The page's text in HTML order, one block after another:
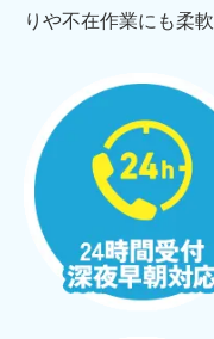
りや不在作業にも柔